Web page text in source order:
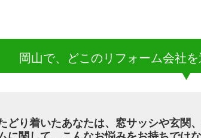
岡山で、どこのリフォーム会社
どり着いたあなたは、窓サッシや玄関